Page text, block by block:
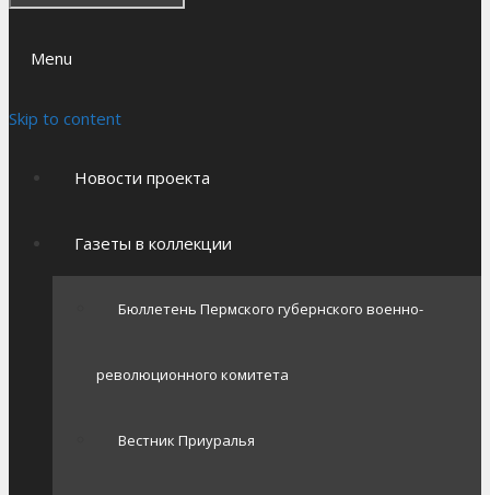
Menu
Skip to content
Новости проекта
Газеты в коллекции
Бюллетень Пермского губернского военно-
революционного комитета
Вестник Приуралья